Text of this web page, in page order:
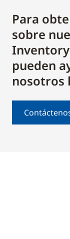
Para
sobre
pueden
nosotros